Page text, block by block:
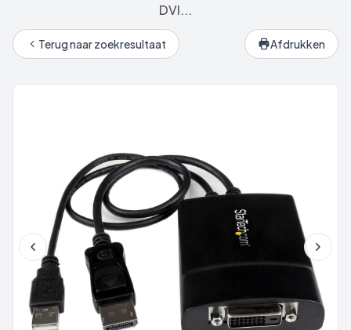
DVI...
Terug naar zoekresultaat Afdrukken